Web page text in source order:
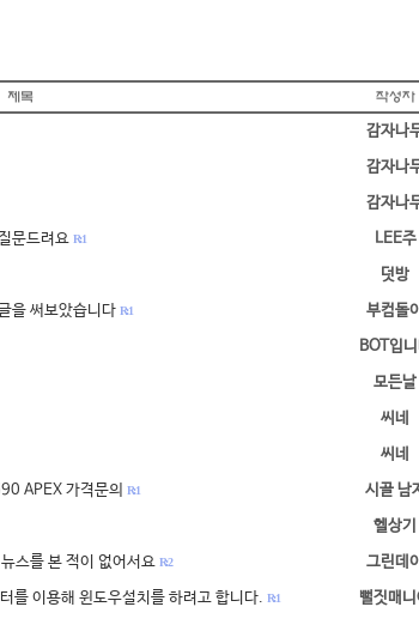
감자나
감자나
감자나
문드려요 R: 1 LEE주
덧방
을 써보았습니다 R: 1 부컴돌이
BOT입
모든날
씨네
씨네
APEX 가격문의 R: 1 시골 남
헬상기
스를 본 적이 없어서요 R: 2 그린데이
를 이용해 윈도우설치를 하려고 합니다. R: 1 뻘짓매